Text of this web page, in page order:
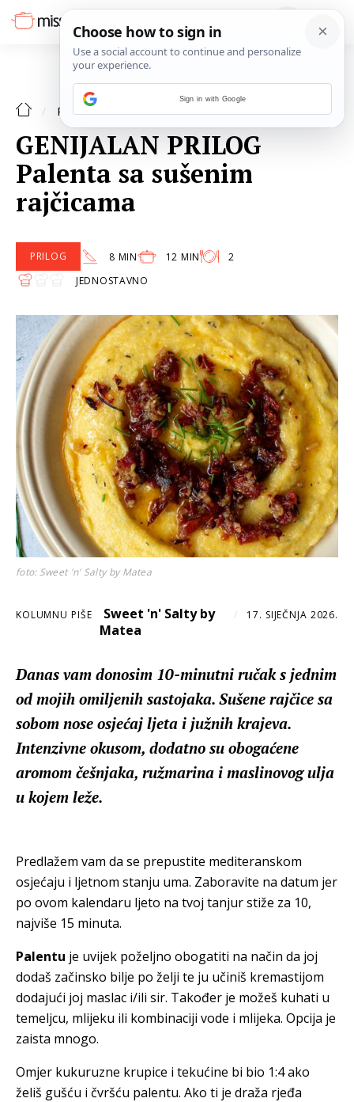
RECEPTI PRILOG
GENIJALAN PRILOG
Palenta sa sušenim
rajčicama
PRILOG 8 MIN 12 MIN
2
JEDNOSTAVNO
foto: Sweet 'n' Salty by Matea
KOLUMNU PIŠE
Sweet 'n' Salty by
Matea
/ 17. SIJEČNJA 2026.
Danas vam donosim 10-minutni ručak s jednim
od mojih omiljenih sastojaka. Sušene rajčice sa
sobom nose osjećaj ljeta i južnih krajeva.
Intenzivne okusom, dodatno su obogaćene
aromom češnjaka, ružmarina i maslinovog ulja
u kojem leže.
Predlažem vam da se prepustite mediteranskom
osjećaju i ljetnom stanju uma. Zaboravite na datum jer
po ovom kalendaru ljeto na tvoj tanjur stiže za 10,
najviše 15 minuta.
Palentu je uvijek poželjno obogatiti na način da joj
dodaš začinsko bilje po želji te ju učiniš kremastijom
dodajući joj maslac i/ili sir. Također je možeš kuhati u
temeljcu, mlijeku ili kombinaciji vode i mlijeka. Opcija je
zaista mnogo.
Omjer kukuruzne krupice i tekućine bi bio 1:4 ako
želiš gušću i čvršću palentu. Ako ti je draža rjeđa
Sign in with Google